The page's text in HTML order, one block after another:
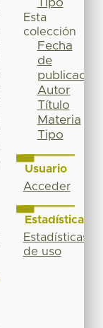
Tipo
Esta
colección
Fecha
de
publicación
Autor
Título
Materia
Tipo
Usuario
Acceder
Estadísticas
Estadísticas
de uso